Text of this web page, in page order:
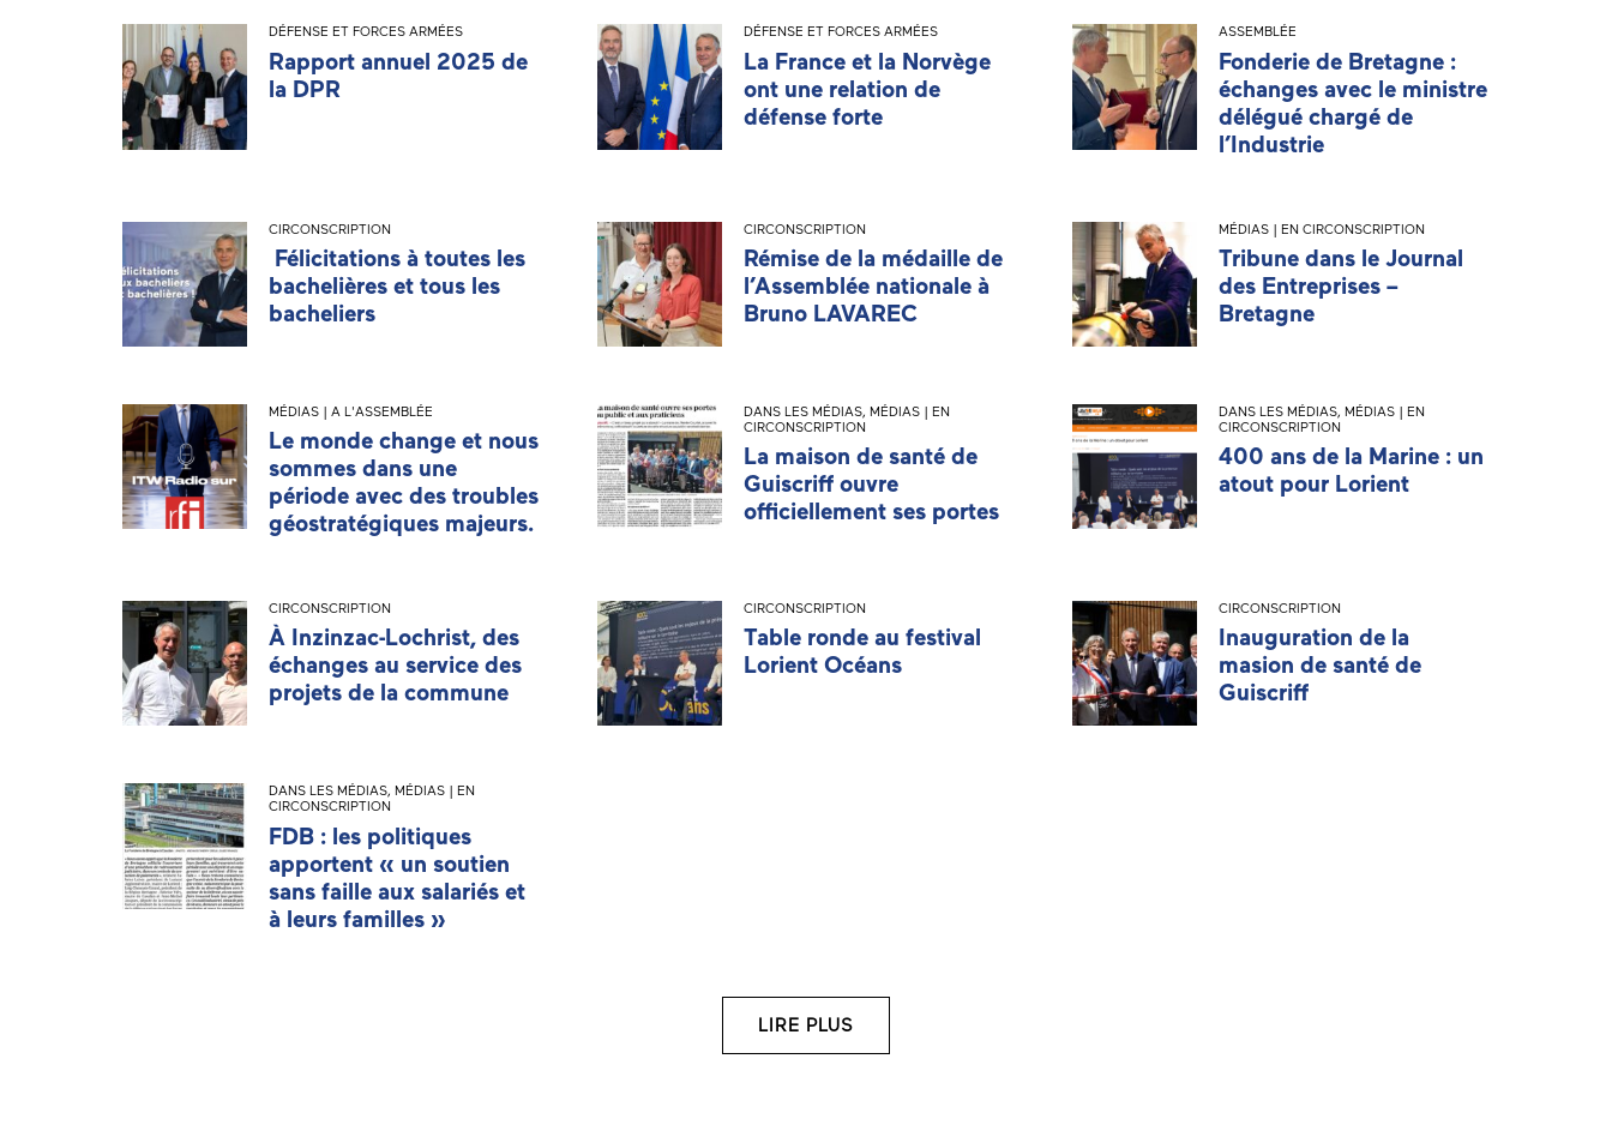
DÉFENSE ET FORCES ARMÉES
Rapport annuel 2025 de
la DPR
DÉFENSE ET FORCES ARMÉES
La France et la Norvège
ont une relation de
défense forte
ASSEMBLÉE
Fonderie de Bretagne :
échanges avec le ministre
délégué chargé de
l’Industrie
CIRCONSCRIPTION
Félicitations à toutes les
bachelières et tous les
bacheliers
CIRCONSCRIPTION
Rémise de la médaille de
l’Assemblée nationale à
Bruno LAVAREC
MÉDIAS | EN CIRCONSCRIPTION
Tribune dans le Journal
des Entreprises –
Bretagne
MÉDIAS | A L'ASSEMBLÉE
Le monde change et nous
sommes dans une
période avec des troubles
géostratégiques majeurs.
DANS LES MÉDIAS, MÉDIAS | EN
CIRCONSCRIPTION
La maison de santé de
Guiscriff ouvre
officiellement ses portes
DANS LES MÉDIAS, MÉDIAS | EN
CIRCONSCRIPTION
400 ans de la Marine : un
atout pour Lorient
CIRCONSCRIPTION
À Inzinzac-Lochrist, des
échanges au service des
projets de la commune
CIRCONSCRIPTION
Table ronde au festival
Lorient Océans
CIRCONSCRIPTION
Inauguration de la
masion de santé de
Guiscriff
DANS LES MÉDIAS, MÉDIAS | EN
CIRCONSCRIPTION
FDB : les politiques
apportent « un soutien
sans faille aux salariés et
à leurs familles »
LIRE PLUS